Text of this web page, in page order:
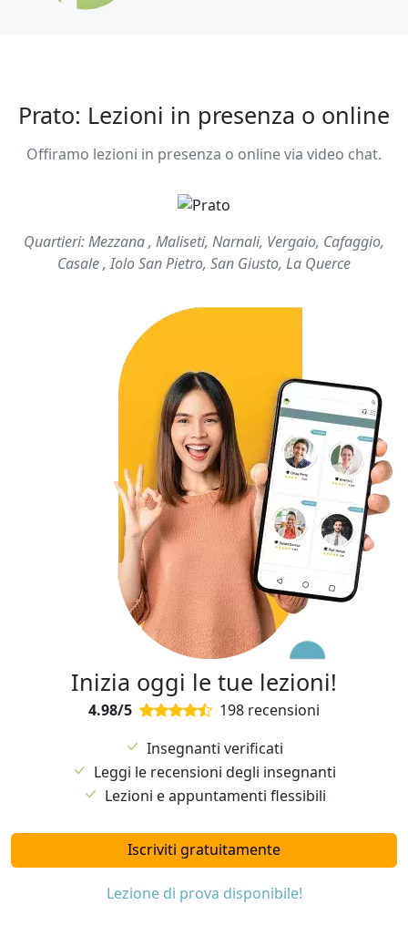
Prato: Lezioni in presenza o online
Offiramo lezioni in presenza o online via video chat.
Quartieri: Mezzana , Maliseti, Narnali, Vergaio, Cafaggio,
Casale , Iolo San Pietro, San Giusto, La Querce
Inizia oggi le tue lezioni!
4.98/5
198 recensioni
Insegnanti verificati
Leggi le recensioni degli insegnanti
Lezioni e appuntamenti flessibili
Iscriviti gratuitamente
Lezione di prova disponibile!